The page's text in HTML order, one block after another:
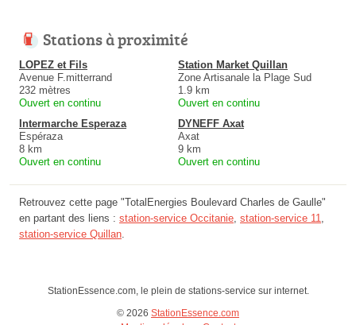
Stations à proximité
LOPEZ et Fils
Avenue F.mitterrand
232 mètres
Ouvert en continu
Station Market Quillan
Zone Artisanale la Plage Sud
1.9 km
Ouvert en continu
Intermarche Esperaza
Espéraza
8 km
Ouvert en continu
DYNEFF Axat
Axat
9 km
Ouvert en continu
Retrouvez cette page "TotalEnergies Boulevard Charles de Gaulle"
en partant des liens : station-service Occitanie, station-service 11,
station-service Quillan.
StationEssence.com, le plein de stations-service sur internet.
© 2026 StationEssence.com